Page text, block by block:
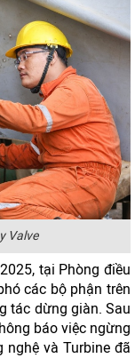
Valve
tại Phòng điều
các bộ phận trên
tác dừng giàn. Sau
báo việc ngừng
nghệ và Turbine đã